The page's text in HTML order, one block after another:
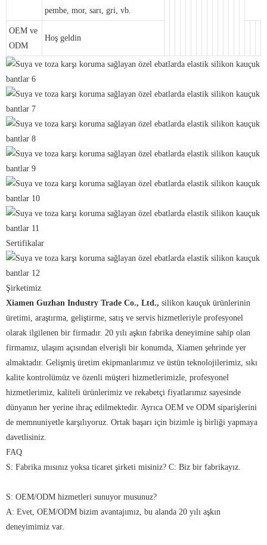
pembe, mor, sarı, gri, vb.
OEM ve
ODM
Hoş geldin
Sertifikalar
Şirketimiz
Xiamen Guzhan Industry Trade Co., Ltd., silikon kauçuk ürünlerinin
üretimi, araştırma, geliştirme, satış ve servis hizmetleriyle profesyonel
olarak ilgilenen bir firmadır. 20 yılı aşkın fabrika deneyimine sahip olan
firmamız, ulaşım açısından elverişli bir konumda, Xiamen şehrinde yer
almaktadır. Gelişmiş üretim ekipmanlarımız ve üstün teknolojilerimiz, sıkı
kalite kontrolümüz ve özenli müşteri hizmetlerimizle, profesyonel
hizmetlerimiz, kaliteli ürünlerimiz ve rekabetçi fiyatlarımız sayesinde
dünyanın her yerine ihraç edilmektedir. Ayrıca OEM ve ODM siparişlerini
de memnuniyetle karşılıyoruz. Ortak başarı için bizimle iş birliği yapmaya
davetlisiniz.
FAQ
S: Fabrika mısınız yoksa ticaret şirketi misiniz? C: Biz bir fabrikayız.
S: OEM/ODM hizmetleri sunuyor musunuz?
A: Evet, OEM/ODM bizim avantajımız, bu alanda 20 yılı aşkın
deneyimimiz var.